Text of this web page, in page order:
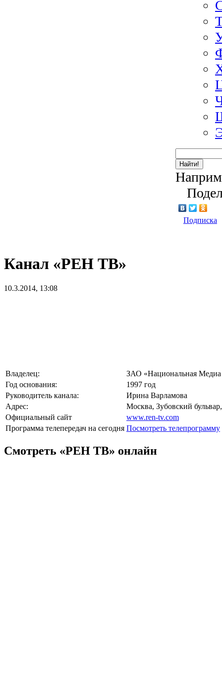
Найти!
Подписка
Канал «РЕН ТВ»
10.3.2014, 13:08
Владелец:
ЗАО «Национальная Медиа
Год основания:
1997 год
Руководитель канала:
Ирина Варламова
Адрес:
Москва, Зубовский
Официальный сайт
www.ren-tv.com
Программа телепередач на сегодня Посмотреть телепрограмму
Смотреть «РЕН ТВ» онлайн